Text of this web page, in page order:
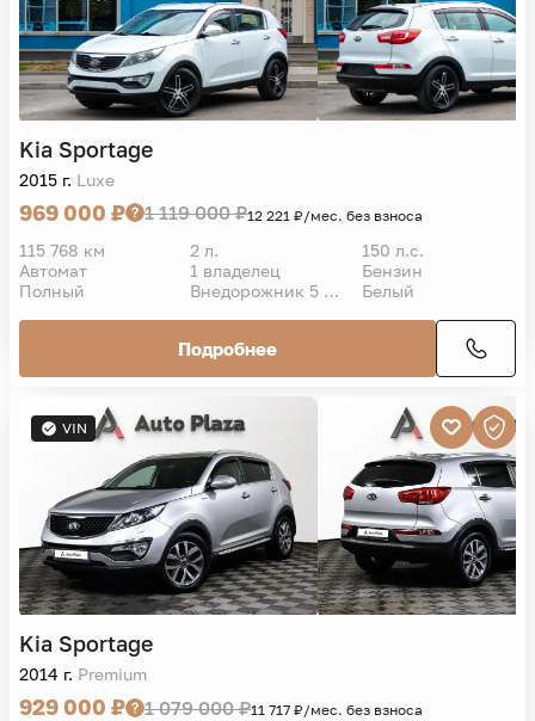
Kia Sportage
2015 г. Luxe
969 000 ₽ 1 119 000 ₽12 221 ₽/мес. без взноса
115 768 км 2 л.
150 л.с.
Автомат
1 владелец
Бензин
Полный
Внедорожник 5 дв. Белый
Подробнее
VIN
Kia Sportage
2014 г. Premium
929 000 ₽ 1 079 000 ₽11 717 ₽/мес. без взноса